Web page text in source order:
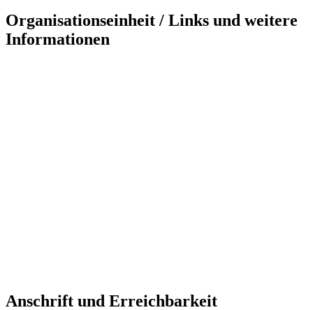
Organisationseinheit / Links und weitere
Informationen
Anschrift und Erreichbarkeit